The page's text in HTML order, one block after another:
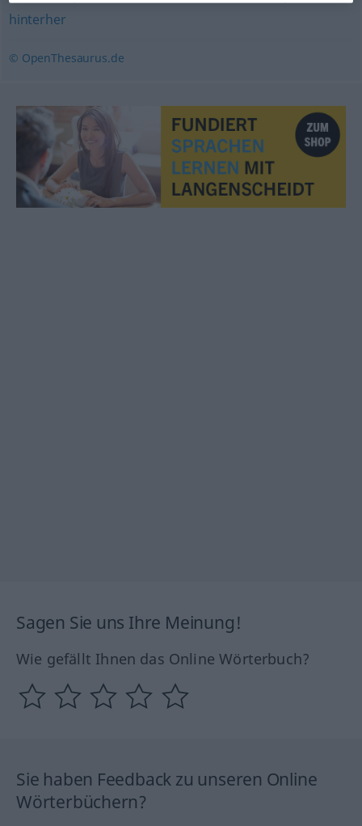
hinterher
© OpenThesaurus.de
Sagen Sie uns Ihre Meinung!
Wie gefällt Ihnen das Online Wörterbuch?
Sie haben Feedback zu unseren Online
Wörterbüchern?